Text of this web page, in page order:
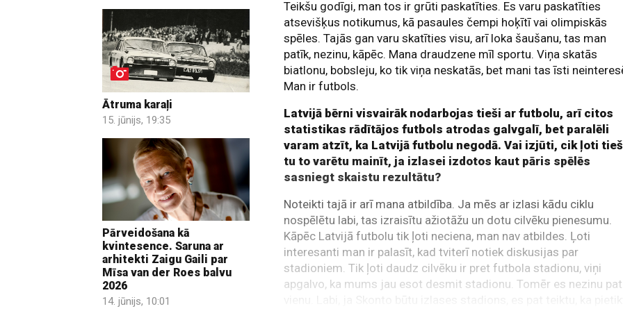
Ātruma karaļi
15. jūnijs, 19:35
Pārveidošana kā
kvintesence. Saruna ar
arhitekti Zaigu Gaili par
Mīsa van der Roes balvu
2026
14. jūnijs, 10:01
Teikšu godīgi, man tos ir grūti paskatīties. Es varu paskatīties
atsevišķus notikumus, kā pasaules čempi hoķītī vai olimpiskās
spēles. Tajās gan varu skatīties visu, arī loka šaušanu, tas man
patīk, nezinu, kāpēc. Mana draudzene mīl sportu. Viņa skatās
biatlonu, bobsleju, ko tik viņa neskatās, bet mani tas īsti
Man ir futbols.
Latvijā bērni visvairāk nodarbojas tieši ar futbolu, arī citos
statistikas rādītājos futbols atrodas galvgalī, bet paralēli
varam atzīt, ka Latvijā futbolu negodā. Vai izjūti, cik ļoti
tu to varētu mainīt, ja izlasei izdotos kaut pāris spēlēs
sasniegt skaistu rezultātu?
Noteikti tajā ir arī mana atbildība. Ja mēs ar izlasi kādu ciklu
nospēlētu labi, tas izraisītu ažiotāžu un dotu cilvēku pienesumu.
Kāpēc Latvijā futbolu tik ļoti neciena, man nav atbildes. Ļoti
interesanti man ir palasīt, kad tviterī notiek diskusijas par
stadioniem. Tik ļoti daudz cilvēku ir pret futbola stadionu, viņi
apgalvo, ka mums jau esot desmit stadionu. Tomēr es nezinu pat